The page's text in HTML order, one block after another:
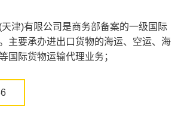
津)有限公司是商务部备案的一级国际
主要承办进出口货物的海运、空运、海
国际货物运输代理业务；